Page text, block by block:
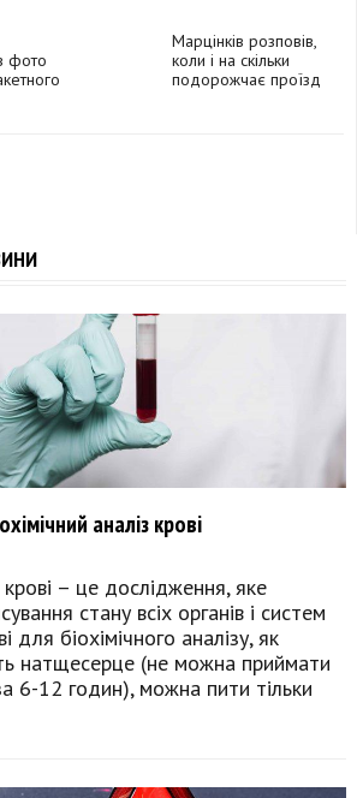
фото
Марцінків розповів,
коли і на скільки
подорожчає проїзд
аналіз крові
крові – це дослідження, яке
стану всіх органів і систем
для біохімічного аналізу, як
натщесерце (не можна приймати
6-12 годин), можна пити тільки